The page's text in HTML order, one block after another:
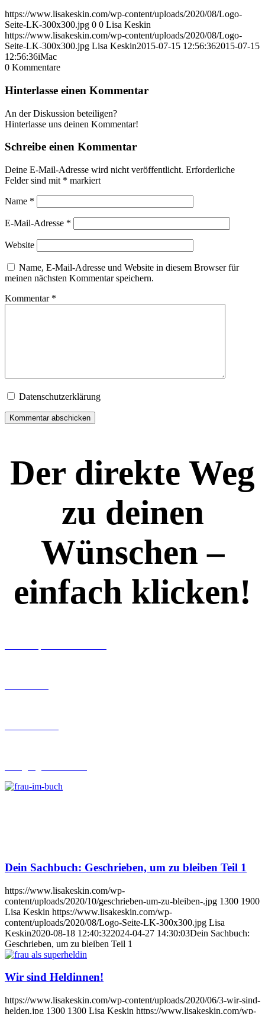
https://www.lisakeskin.com/wp-content/uploads/2020/08/Logo-
Seite-LK-300x300.jpg 0 0 Lisa Keskin
https://www.lisakeskin.com/wp-content/uploads/2020/08/Logo-
Seite-LK-300x300.jpg Lisa Keskin2015-07-15 12:56:362015-07-15
12:56:36iMac
0 Kommentare
Hinterlasse einen Kommentar
An der Diskussion beteiligen?
Hinterlasse uns deinen Kommentar!
Schreibe einen Kommentar
Deine E-Mail-Adresse wird nicht veröffentlicht. Erforderliche
Felder sind mit * markiert
Name *
E-Mail-Adresse *
Website
Name, E-Mail-Adresse und Website in diesem Browser für
meinen nächsten Kommentar speichern.
Kommentar *
Datenschutzerklärung
Der direkte Weg
zu deinen
Wünschen –
einfach klicken!
Dein Sachbuch: Geschrieben, um zu bleiben Teil 1
https://www.lisakeskin.com/wp-
content/uploads/2020/10/geschrieben-um-zu-bleiben-.jpg 1300 1900
Lisa Keskin https://www.lisakeskin.com/wp-
content/uploads/2020/08/Logo-Seite-LK-300x300.jpg Lisa
Keskin2020-08-18 12:40:322024-04-27 14:30:03Dein Sachbuch:
Geschrieben, um zu bleiben Teil 1
Wir sind Heldinnen!
https://www.lisakeskin.com/wp-content/uploads/2020/06/3-wir-sind-
helden.jpg 1300 1300 Lisa Keskin https://www.lisakeskin.com/wp-